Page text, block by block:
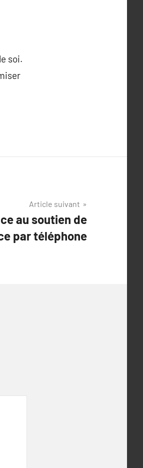
soi.
Article suivant
au soutien de
par téléphone